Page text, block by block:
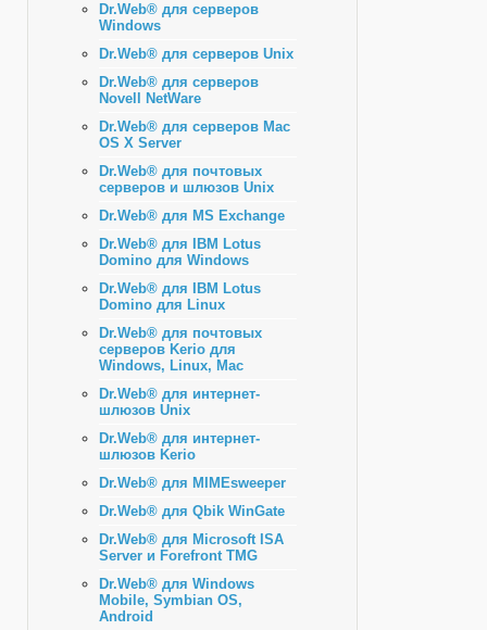
Dr.Web® для серверов
Windows
Dr.Web® для серверов Unix
Dr.Web® для серверов
Novell NetWare
Dr.Web® для серверов Mac
OS X Server
Dr.Web® для почтовых
серверов и шлюзов Unix
Dr.Web® для MS Exchange
Dr.Web® для IBM Lotus
Domino для Windows
Dr.Web® для IBM Lotus
Domino для Linux
Dr.Web® для почтовых
серверов Kerio для
Windows, Linux, Mac
Dr.Web® для интернет-
шлюзов Unix
Dr.Web® для интернет-
шлюзов Kerio
Dr.Web® для MIMEsweeper
Dr.Web® для Qbik WinGate
Dr.Web® для Microsoft ISA
Server и Forefront TMG
Dr.Web® для Windows
Mobile, Symbian OS,
Android